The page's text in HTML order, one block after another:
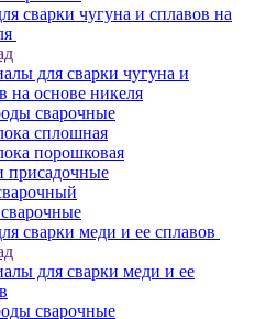
сварки чугуна и сплавов на
для сварки чугуна и
на основе никеля
сварочные
сплошная
порошковая
присадочные
сварки меди и ее сплавов
для сварки меди и ее
сварочные